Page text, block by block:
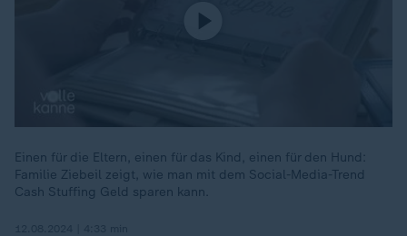
Einen für die Eltern, einen für das Kind, einen für den Hund:
Familie Ziebeil zeigt, wie man mit dem Social-Media-Trend
Cash Stuffing Geld sparen kann.